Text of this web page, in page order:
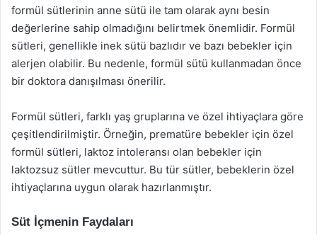
formül sütlerinin anne sütü ile tam olarak aynı besin
değerlerine sahip olmadığını belirtmek önemlidir. Formül
sütleri, genellikle inek sütü bazlıdır ve bazı bebekler için
alerjen olabilir. Bu nedenle, formül sütü kullanmadan önce
bir doktora danışılması önerilir.
Formül sütleri, farklı yaş gruplarına ve özel ihtiyaçlara göre
çeşitlendirilmiştir. Örneğin, prematüre bebekler için özel
formül sütleri, laktoz intoleransı olan bebekler için
laktozsuz sütler mevcuttur. Bu tür sütler, bebeklerin özel
ihtiyaçlarına uygun olarak hazırlanmıştır.
Süt İçmenin Faydaları